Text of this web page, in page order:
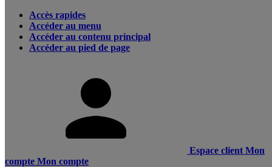
Accès rapides
Accéder au menu
Accéder au contenu principal
Accéder au pied de page
Espace client Mon
compte Mon compte